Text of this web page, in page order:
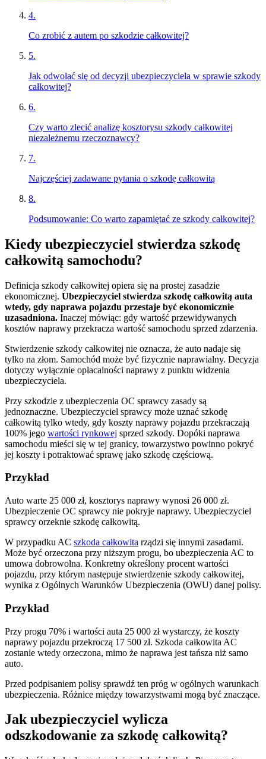
4.
Co zrobić z autem po szkodzie całkowitej?
5.
Jak odwołać się od decyzji ubezpieczyciela w sprawie szkody
całkowitej?
6.
Czy warto zlecić analizę kosztorysu szkody całkowitej
niezależnemu rzeczoznawcy?
7.
Najczęściej zadawane pytania o szkodę całkowitą
8.
Podsumowanie: Co warto zapamiętać ze szkody całkowitej?
Kiedy ubezpieczyciel stwierdza szkodę
całkowitą samochodu?
Definicja szkody całkowitej opiera się na prostej zasadzie
ekonomicznej. Ubezpieczyciel stwierdza szkodę całkowitą auta
wtedy, gdy naprawa pojazdu przestaje być ekonomicznie
uzasadniona. Inaczej mówiąc: gdy wartość przewidywanych
kosztów naprawy przekracza wartość samochodu sprzed zdarzenia.
Stwierdzenie szkody całkowitej nie oznacza, że auto nadaje się
tylko na złom. Samochód może być fizycznie naprawialny. Decyzja
dotyczy wyłącznie opłacalności naprawy z punktu widzenia
ubezpieczyciela.
Przy szkodzie z ubezpieczenia OC sprawcy zasady są
jednoznaczne. Ubezpieczyciel sprawcy może uznać szkodę
całkowitą tylko wtedy, gdy koszty naprawy pojazdu przekraczają
100% jego wartości rynkowej sprzed szkody. Dopóki naprawa
samochodu mieści się w tej granicy, towarzystwo powinno pokryć
jej koszty i potraktować sprawę jako szkodę częściową.
Przykład
Auto warte 25 000 zł, kosztorys naprawy wynosi 26 000 zł.
Ubezpieczenie OC sprawcy nie pokryje naprawy. Ubezpieczyciel
sprawcy orzeknie szkodę całkowitą.
W przypadku AC szkoda całkowita rządzi się innymi zasadami.
Może być orzeczona przy niższym progu, bo ubezpieczenia AC to
umowa dobrowolna. Konkretny określony procent wartości
pojazdu, przy którym następuje stwierdzenie szkody całkowitej,
wynika z Ogólnych Warunków Ubezpieczenia (OWU) danej polisy.
Przykład
Przy progu 70% i wartości auta 25 000 zł wystarczy, że koszty
naprawy pojazdu przekroczą 17 500 zł. Szkoda całkowita AC
zostanie wtedy orzeczona, mimo że naprawa jest tańsza niż samo
auto.
Przed podpisaniem polisy sprawdź ten próg w ogólnych warunkach
ubezpieczenia. Różnice między towarzystwami mogą być znaczące.
Jak ubezpieczyciel wylicza
odszkodowanie za szkodę całkowitą?